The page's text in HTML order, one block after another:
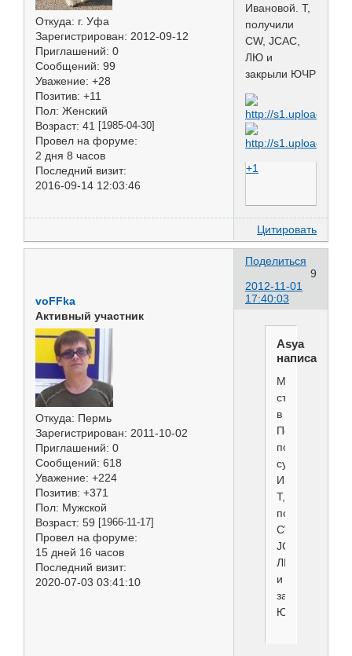
Откуда: г. Уфа
Зарегистрирован: 2012-09-12
Приглашений: 0
Сообщений: 99
Уважение: +28
Позитив: +11
Пол: Женский
Возраст: 41 [1985-04-30]
Провел на форуме:
2 дня 8 часов
Последний визит:
2016-09-14 12:03:46
Ивановой. Т,
получили
CW, JCAC,
ЛЮ и
закрыли ЮЧР
+1
Цитировать
Поделиться
9
2012-11-01
17:40:03
voFFka
Активный участник
Откуда: Пермь
Зарегистрирован: 2011-10-02
Приглашений: 0
Сообщений: 618
Уважение: +224
Позитив: +371
Пол: Мужской
Возраст: 59 [1966-11-17]
Провел на форуме:
15 дней 16 часов
Последний визит:
2020-07-03 03:41:10
Asya
написал(а):
Мы
съездили
в
Пермь
под
судейством
Ивановой.
Т,
получили
CW,
JCAC,
ЛЮ
и
закрыли
ЮЧР